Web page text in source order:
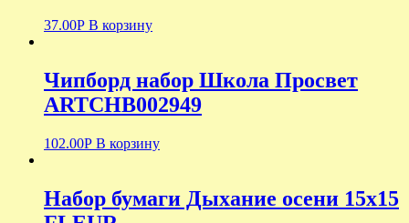
37.00Р В корзину
Чипборд набор Школа Просвет
ARTCHB002949
102.00Р В корзину
Набор бумаги Дыхание осени 15х15